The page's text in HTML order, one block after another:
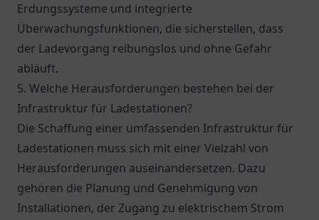
Erdungssysteme und integrierte
Überwachungsfunktionen, die sicherstellen, dass
der Ladevorgang reibungslos und ohne Gefahr
abläuft.
5. Welche Herausforderungen bestehen bei der
Infrastruktur für Ladestationen?
Die Schaffung einer umfassenden Infrastruktur für
Ladestationen muss sich mit einer Vielzahl von
Herausforderungen auseinandersetzen. Dazu
gehören die Planung und Genehmigung von
Installationen, der Zugang zu elektrischem Strom